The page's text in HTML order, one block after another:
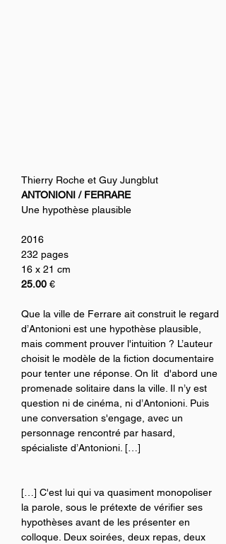
Thierry Roche et Guy Jungblut
ANTONIONI / FERRARE
Une hypothèse plausible
2016
232 pages
16 x 21 cm
25.00 €
Que la ville de Ferrare ait construit le regard
d’Antonioni est une hypothèse plausible,
mais comment prouver l'intuition ? L’auteur
choisit le modèle de la fiction documentaire
pour tenter une réponse. On lit  d'abord une
promenade solitaire dans la ville. Il n’y est
question ni de cinéma, ni d’Antonioni. Puis
une conversation s'engage, avec un
personnage rencontré par hasard,
spécialiste d’Antonioni. […]
[…] C'est lui qui va quasiment monopoliser
la parole, sous le prétexte de vérifier ses
hypothèses avant de les présenter en
colloque. Deux soirées, deux repas, deux